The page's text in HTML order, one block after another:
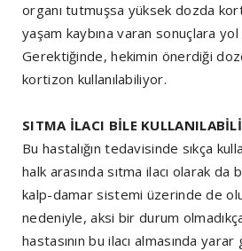
organı tutmuşsa yüksek dozda
yaşam kaybına varan sonuçlara
Gerektiğinde, hekimin önerdiği
kortizon kullanılabiliyor.
SITMA İLACI BİLE
Bu hastalığın tedavisinde sıkça
halk arasında sıtma ilacı olarak
kalp-damar sistemi üzerinde de
nedeniyle, aksi bir durum
hastasının bu ilacı almasında